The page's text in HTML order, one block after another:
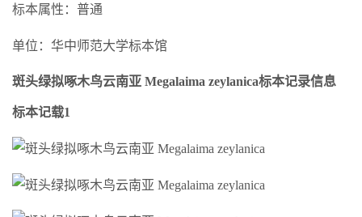
标本属性：普通
单位：华中师范大学标本馆
斑头绿拟啄木鸟云南亚 Megalaima zeylanica标本记录信息
标本记载1